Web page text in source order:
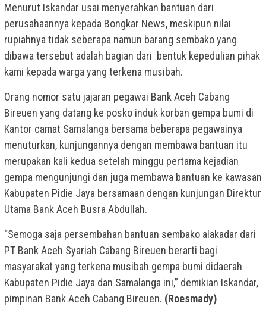
Menurut Iskandar usai menyerahkan bantuan dari
perusahaannya kepada Bongkar News, meskipun nilai
rupiahnya tidak seberapa namun barang sembako yang
dibawa tersebut adalah bagian dari bentuk kepedulian pihak
kami kepada warga yang terkena musibah.
Orang nomor satu jajaran pegawai Bank Aceh Cabang
Bireuen yang datang ke posko induk korban gempa bumi di
Kantor camat Samalanga bersama beberapa pegawainya
menuturkan, kunjungannya dengan membawa bantuan itu
merupakan kali kedua setelah minggu pertama kejadian
gempa mengunjungi dan juga membawa bantuan ke kawasan
Kabupaten Pidie Jaya bersamaan dengan kunjungan Direktur
Utama Bank Aceh Busra Abdullah.
“Semoga saja persembahan bantuan sembako alakadar dari
PT Bank Aceh Syariah Cabang Bireuen berarti bagi
masyarakat yang terkena musibah gempa bumi didaerah
Kabupaten Pidie Jaya dan Samalanga ini,” demikian Iskandar,
pimpinan Bank Aceh Cabang Bireuen. (Roesmady)